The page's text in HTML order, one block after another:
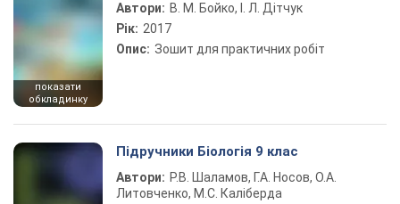
показати
обкладинку
Автори: В. М. Бойко, І. Л. Дітчук
Рік: 2017
Опис: Зошит для практичних робіт
Підручники Біологія 9 клас
Автори: Р.В. Шаламов, Г.А. Носов, О.А.
Литовченко, М.С. Каліберда